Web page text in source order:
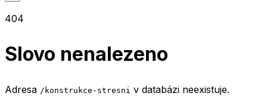
404
Slovo nenalezeno
Adresa /konstrukce-stresni v databázi neexistuje.